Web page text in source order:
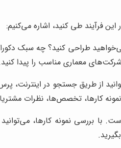
فرآیند طی کنید، اشاره می‌کنیم:
طراحی کنید؟ چه سبک
معماری مناسب را پیدا
از طریق جستجو در اینترنت،
کارها، تخصص‌ها، نظرات
با بررسی نمونه کارها،